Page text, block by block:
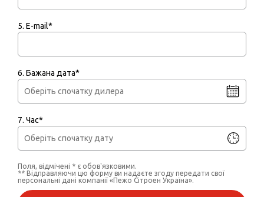
5. E-mail*
6. Бажана дата*
7. Час*
Поля, відмічені * є обов'язковими.
** Відправляючи цю форму ви надаєте згоду передати свої
персональні дані компанії «Пежо Сітроен Україна».